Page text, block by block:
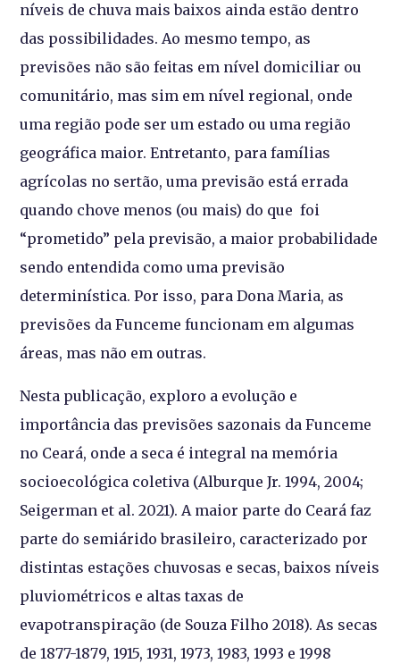
níveis de chuva mais baixos ainda estão dentro
das possibilidades. Ao mesmo tempo, as
previsões não são feitas em nível domiciliar ou
comunitário, mas sim em nível regional, onde
uma região pode ser um estado ou uma região
geográfica maior. Entretanto, para famílias
agrícolas no sertão, uma previsão está errada
quando chove menos (ou mais) do que foi
“prometido” pela previsão, a maior probabilidade
sendo entendida como uma previsão
determinística. Por isso, para Dona Maria, as
previsões da Funceme funcionam em algumas
áreas, mas não em outras.
Nesta publicação, exploro a evolução e
importância das previsões sazonais da Funceme
no Ceará, onde a seca é integral na memória
socioecológica coletiva (Alburque Jr. 1994, 2004;
Seigerman et al. 2021). A maior parte do Ceará faz
parte do semiárido brasileiro, caracterizado por
distintas estações chuvosas e secas, baixos níveis
pluviométricos e altas taxas de
evapotranspiração (de Souza Filho 2018). As secas
de 1877-1879, 1915, 1931, 1973, 1983, 1993 e 1998